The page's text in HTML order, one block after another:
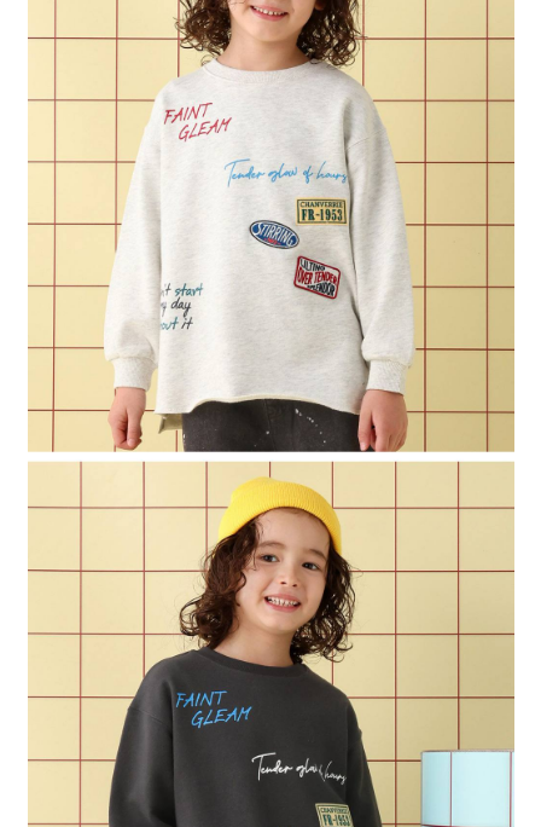
4.訂單成立30分鐘內，如未前往確認交易或遇審核未通過，訂單將自動取
消。如遇「轉專審核」未通過狀況，表示未達大哥付你分期系統評分，恕無
1.分期款項不併入電信帳單，「大哥付你分期」於每月結算日後寄送繳費提
2.透過簡訊連結打開帳單後，可選擇「超商條碼／台灣大直營門市／銀行轉
帳／街口支付／iPASS MONEY」等通路繳費。
1.本服務係由「台灣大哥大股份有限公司」（以下簡稱本公司）所提供，讓
用戶於交易時，得透過本服務購買商品或服務，並由商店將買賣／分期付款
買賣價金債權讓與本公司後，依約使用本公司帳單繳交帳款。
2.基於同意付款使用「大哥付你分期」之契約關係目的，商店將以您的個人
資料（包含姓名、電話或地址）提供予台灣大哥大進項蒐集、處理及利用，
由本公司與您本人進行分期帳單所需資料之確認、核對及更正。
3.完整用戶服務條款，請詳閱以下連結：
https://oppay.tw/userRule
１．簡單：不需註冊會員、不需綁卡、不需儲值。
２．便利：只要手機號碼，簡訊認證，即可結帳。
３．安心：先確認商品／服務後，再付款。
【「AFTEE先享後付」結帳流程】
１．於結帳方式選擇「AFTEE先享後付」後，將跳轉至「AFTEE先享後付」
結帳頁面，進行簡訊認證並確認金額後，即可完成結帳。
２．訂單成立數日內，您將收到繳費通知簡訊。
３．收到繳費通知簡訊後14天內，點擊此簡訊中的連結，可透過四大超商／
ATM／網路銀行／等多元方式進行付款，方視為交易完成。
※ 請注意：結帳手續完成當下不需立刻繳費，但若您需要取消訂單，請聯絡
購買商品的店家。未經商家同意取消之訂單仍視為有效，需透過AFTEE先享
後付繳納相關費用。
※ 交易是否成功請以「AFTEE先享後付 」之結帳頁面顯示為準，若有關於
是否繳費成功／繳費後需取消欲退款等相關疑問，請聯繫「AFTEE先享後付
客戶支援中心」
https://netprotections.freshdesk.com/support/home
【注意事項】
１．透過由恩沛科技股份有限公司提供之「AFTEE先享後付」服務完成之交
易，需依本服務之必要範圍內提供個人資料，並將交易相關給付款項請求債
權轉讓予恩沛科技股份有限公司。
２．關於個人資料處理事宜，請瀏覽以下網址：
３．未成年的使用者請事先徵得法定代理人或監護人之同意方可使用
「AFTEE先享後付」，若未經同意申辦者引起之損失，本公司不負相關責
４．使用「AFTEE先享後付」時，將依據個別帳號之用戶狀況，依本公司即
時審查核予不同之上限額度；若仍有額度不足之情形，本公司將視審查結果
請求用戶進行身份認證。
５．嚴禁一人註冊多個帳號或使用他人資訊註冊。若發現惡意使用之情形，
恩沛科技股份有限公司將有權停止該用戶之使用額度並採取法律行動。
每筆NT$80，滿NT$888(含以上)免運費
付款後 全家取貨
每筆NT$80，滿NT$888(含以上)免運費
每筆NT$80，滿NT$1,500(含以上)免運費
付款後 7-11取貨
每筆NT$80，滿NT$1,500(含以上)免運費
每筆NT$80，滿NT$1,500(含以上)免運費